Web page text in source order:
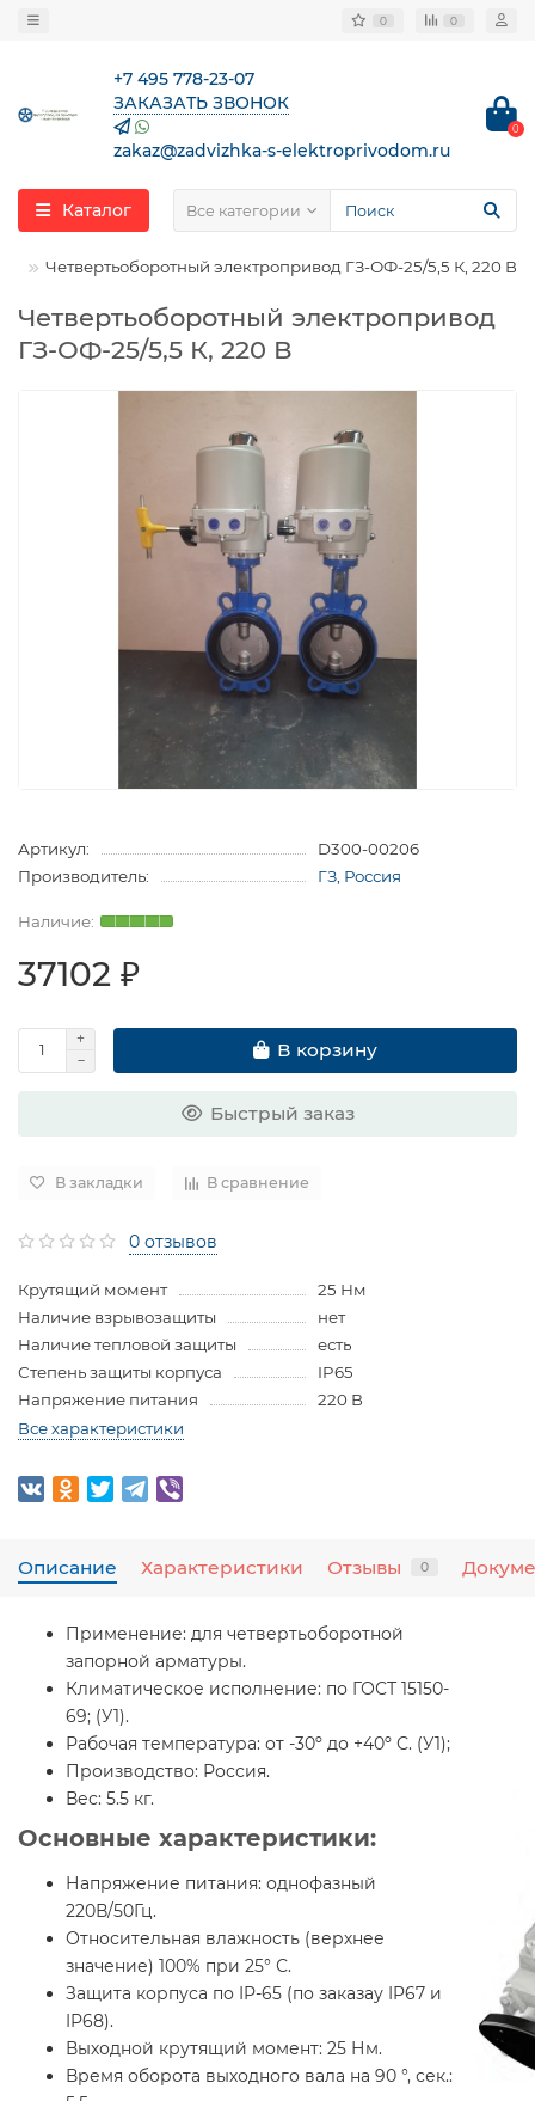
0 0
+7 495 778-23-07
ЗАКАЗАТЬ ЗВОНОК
zakaz@zadvizhka-s-elektroprivodom.ru
0
Каталог Все категории
Четвертьоборотный электропривод ГЗ-ОФ-25/5,5 К, 220 В
Четвертьоборотный электропривод
ГЗ-ОФ-25/5,5 К, 220 В
Артикул:
D300-00206
Производитель:
ГЗ, Россия
37102 ₽
В корзину
Быстрый заказ
В закладки В сравнение
0 отзывов
Крутящий момент
25 Нм
Наличие взрывозащиты
нет
Наличие тепловой защиты
есть
Степень защиты корпуса
IP65
Напряжение питания
220 В
Все характеристики
Описание Характеристики Отзывы 0
Применение: для четвертьоборотной
запорной арматуры.
Климатическое исполнение: по ГОСТ 15150-
69; (У1).
Рабочая температура: от -30º до +40º С. (У1);
Производство: Россия.
Вес: 5.5 кг.
Основные характеристики:
Напряжение питания: однофазный
220В/50Гц.
Относительная влажность (верхнее
значение) 100% при 25° С.
Защита корпуса по IP-65 (по заказау IP67 и
IP68).
Выходной крутящий момент: 25 Нм.
Время оборота выходного вала на 90 °, сек.: